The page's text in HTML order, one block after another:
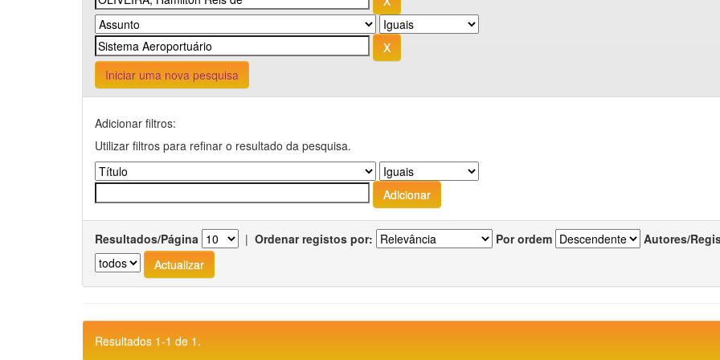
Iniciar uma nova pesquisa
Adicionar filtros:
Utilizar filtros para refinar o resultado da pesquisa.
Resultados/Página | Ordenar registos por: Por ordem Autores/
Resultados 1-1 de 1.